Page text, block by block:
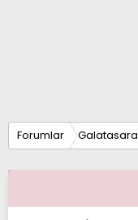
Forumlar